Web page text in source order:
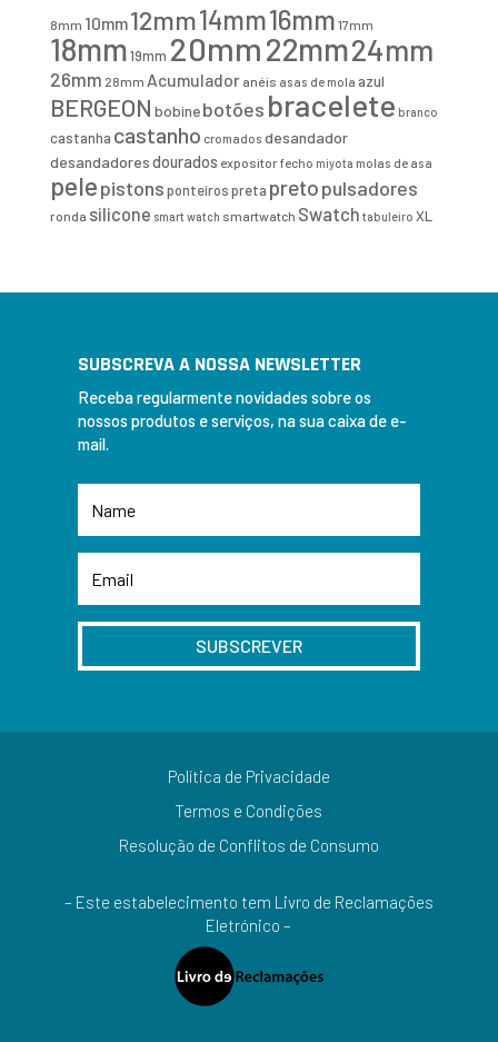
8mm 10mm12mm14mm16mm 17mm
18mm19mm 20mm22mm24mm
26mm 28mm Acumulador anéis asas de mola azul
BERGEON bobinebotões bracelete branco
castanha castanho cromados desandador
desandadoresdourados expositor fecho miyota molas de asa
pelepistonsponteirospreta pretopulsadores
ronda silicone smart watch smartwatch Swatch tabuleiro XL
SUBSCREVA A NOSSA NEWSLETTER
Receba regularmente novidades sobre os
nossos produtos e serviços, na sua caixa de e-
mail.
SUBSCREVER
Política de Privacidade
Termos e Condições
Resolução de Conflitos de Consumo
– Este estabelecimento tem Livro de Reclamações
Eletrónico –